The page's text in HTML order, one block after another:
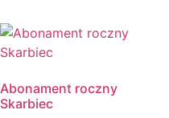
Abonament roczny
Skarbiec